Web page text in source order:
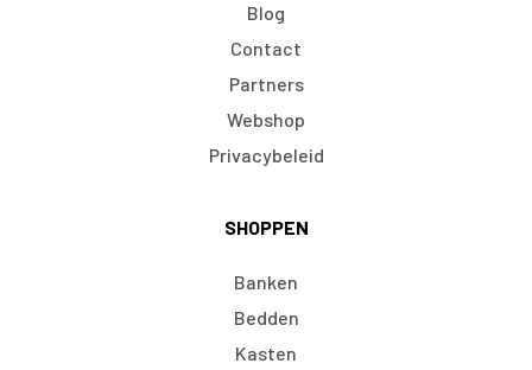
Blog
Contact
Partners
Webshop
Privacybeleid
SHOPPEN
Banken
Bedden
Kasten